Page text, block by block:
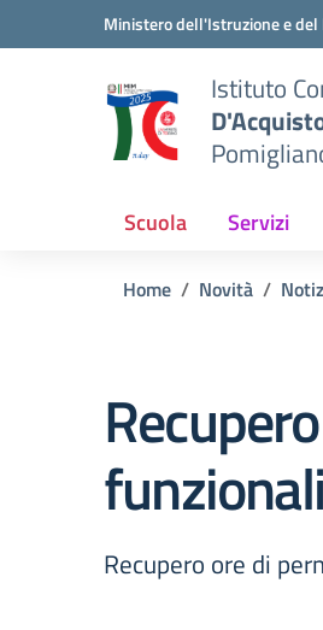
Vai ai contenuti
Vai al menu di navigazione
Ministero dell'Istruzione e
Istituto
Scuola Servizi
Home Novità
Recupero ore di